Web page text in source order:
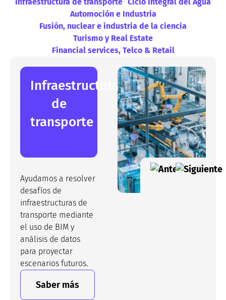
Automoción e Industria​
Fusión, nuclear e industria de la ciencia​
Turismo y Real Estate​
Financial services, Telco & Retail
Infraestructura
de
transporte
Ayudamos a resolver
desafíos de
infraestructuras de
transporte mediante
el uso de BIM y
análisis de datos
para proyectar
escenarios futuros.
Saber más